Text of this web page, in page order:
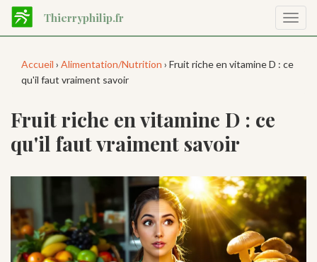
Aller
contenu
Thierryphilip.fr
la
Accueil › Alimentation/Nutrition › Fruit riche en vitamine D : ce
qu'il faut vraiment savoir
Fruit riche en vitamine D : ce
qu'il faut vraiment savoir